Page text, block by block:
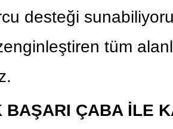
desteği
tüm
BAŞARI ÇABA İLE